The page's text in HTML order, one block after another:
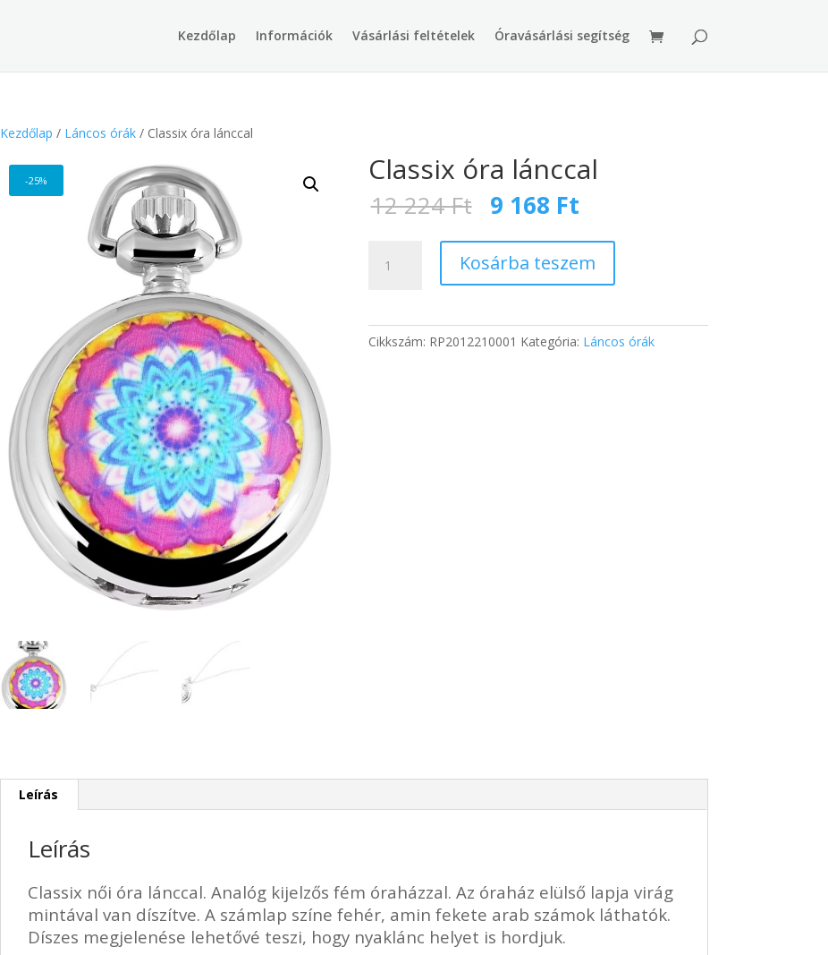
Kezdőlap Információk Vásárlási feltételek Óravásárlási segítség
search
Kezdőlap / Láncos órák/ Classix óra lánccal
-25% Classix óra lánccal
12 224Ft Original
price
was:
12
224 Ft.
9 168 Ft
is:
9
168 Ft.
Kosárba teszem
Cikkszám: RP2012210001 Kategória: Láncos órák
Leírás
Leírás
Classix női óra lánccal. Analóg kijelzős fém óraházzal. Az óraház elülső lapja virág
mintával van díszítve. A számlap színe fehér, amin fekete arab számok láthatók.
Díszes megjelenése lehetővé teszi, hogy nyaklánc helyet is hordjuk.